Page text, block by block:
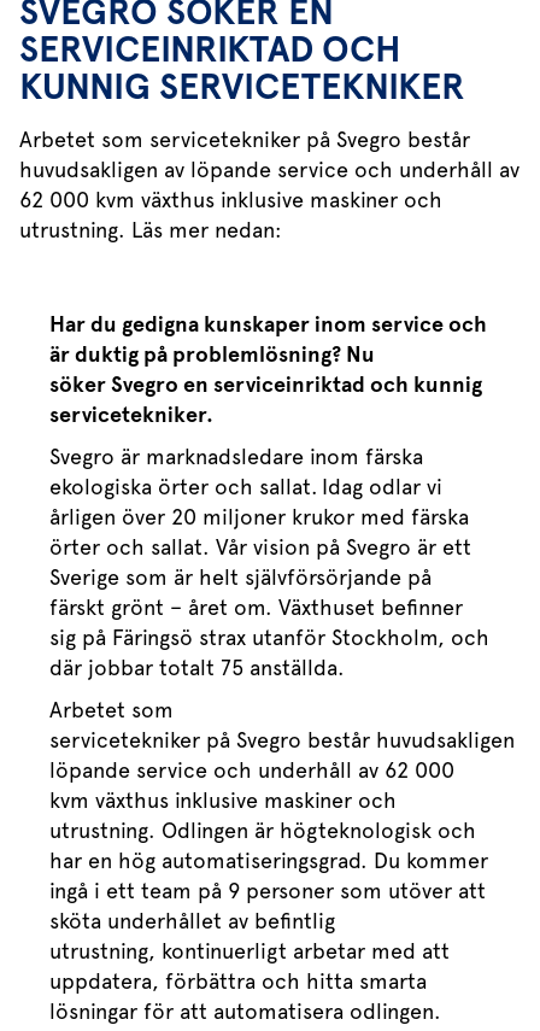
SVEGRO SÖKER EN
SERVICEINRIKTAD OCH
KUNNIG SERVICETEKNIKER
Arbetet som servicetekniker på Svegro består
huvudsakligen av löpande service och underhåll av
62 000 kvm växthus inklusive maskiner och
utrustning. Läs mer nedan:
Har du gedigna kunskaper inom service och
är duktig på problemlösning? Nu
söker Svegro en serviceinriktad och kunnig
servicetekniker.
Svegro är marknadsledare inom färska
ekologiska örter och sallat. Idag odlar vi
årligen över 20 miljoner krukor med färska
örter och sallat. Vår vision på Svegro är ett
Sverige som är helt självförsörjande på
färskt grönt – året om. Växthuset befinner
sig på Färingsö strax utanför Stockholm, och
där jobbar totalt 75 anställda.
Arbetet som
servicetekniker på Svegro består huvudsakligen
löpande service och underhåll av 62 000
kvm växthus inklusive maskiner och
utrustning. Odlingen är högteknologisk och
har en hög automatiseringsgrad. Du kommer
ingå i ett team på 9 personer som utöver att
sköta underhållet av befintlig
utrustning, kontinuerligt arbetar med att
uppdatera, förbättra och hitta smarta
lösningar för att automatisera odlingen.